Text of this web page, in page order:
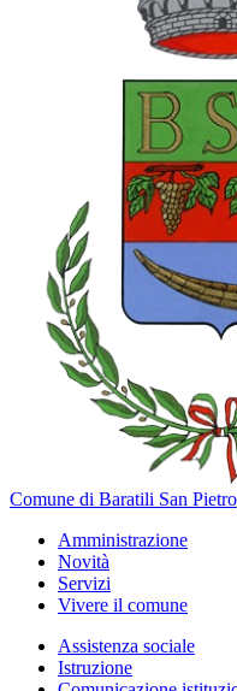
Comune di Baratili San Pietro
Amministrazione
Novità
Servizi
Vivere il comune
Assistenza sociale
Istruzione